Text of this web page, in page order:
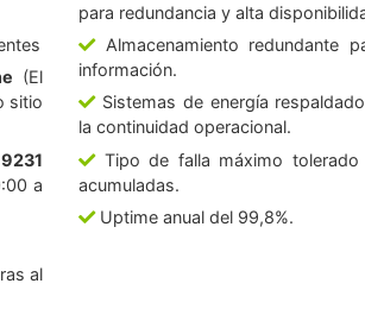
(El
sitio
a
al
para redundancia y alta
Almacenamiento redundante
información.
Sistemas de energía
la continuidad operacional.
Tipo de falla máximo
acumuladas.
Uptime anual del 99,8%.